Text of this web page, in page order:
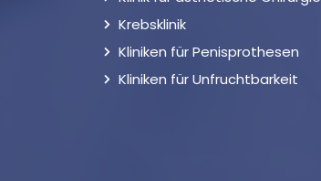
Krebsklinik
Kliniken für Penisprothesen
Kliniken für Unfruchtbarkeit